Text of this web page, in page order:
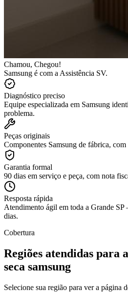
Chamou, Chegou!
Samsung é com a Assistência SV.
Diagnóstico preciso
Equipe especializada em Samsung
problema.
Peças originais
Componentes Samsung de fábrica,
Garantia formal
90 dias em serviço e peça, com nota
Resposta rápida
Atendimento ágil em toda a Grande
dias.
Cobertura
Regiões atendidas para
seca samsung
Selecione sua região para ver a página